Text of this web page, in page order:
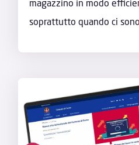
magazzino in modo
soprattutto quando ci